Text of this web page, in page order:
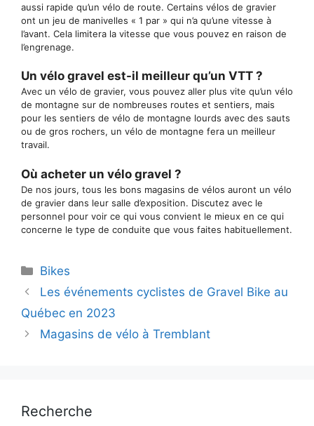
aussi rapide qu’un vélo de route. Certains vélos de gravier
ont un jeu de manivelles « 1 par » qui n’a qu’une vitesse à
l’avant. Cela limitera la vitesse que vous pouvez en raison de
l’engrenage.
Un vélo gravel est-il meilleur qu’un VTT ?
Avec un vélo de gravier, vous pouvez aller plus vite qu’un vélo
de montagne sur de nombreuses routes et sentiers, mais
pour les sentiers de vélo de montagne lourds avec des sauts
ou de gros rochers, un vélo de montagne fera un meilleur
travail.
Où acheter un vélo gravel ?
De nos jours, tous les bons magasins de vélos auront un vélo
de gravier dans leur salle d’exposition. Discutez avec le
personnel pour voir ce qui vous convient le mieux en ce qui
concerne le type de conduite que vous faites habituellement.
Catégories
Bikes
Les événements cyclistes de Gravel Bike au
Québec en 2023
Magasins de vélo à Tremblant
Recherche